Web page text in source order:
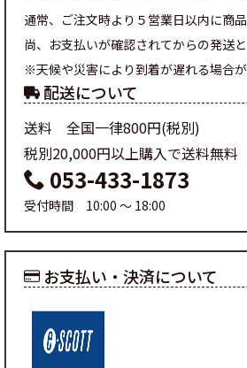
通常、ご注文時より５営業日以内に商品
尚、お支払いが確認されてからの発送と
※天候や災害により到着が遅れる場合が
配送について
送料 全国一律800円(税別)
税別20,000円以上購入で送料無料
053-433-1873
受付時間 10:00 ～ 18:00
お支払い・決済について